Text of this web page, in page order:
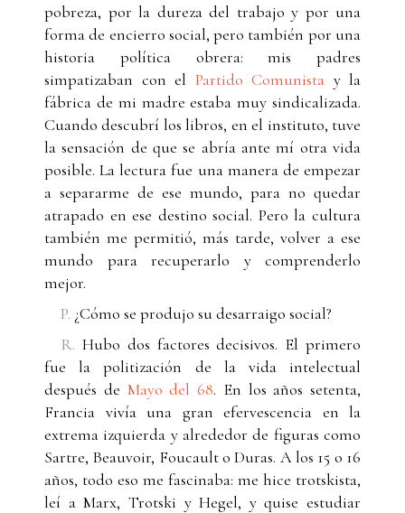
pobreza, por la dureza del trabajo y por una
forma de encierro social, pero también por una
historia política obrera: mis padres
simpatizaban con el Partido Comunista y la
fábrica de mi madre estaba muy sindicalizada.
Cuando descubrí los libros, en el instituto, tuve
la sensación de que se abría ante mí otra vida
posible. La lectura fue una manera de empezar
a separarme de ese mundo, para no quedar
atrapado en ese destino social. Pero la cultura
también me permitió, más tarde, volver a ese
mundo para recuperarlo y comprenderlo
mejor.
P. ¿Cómo se produjo su desarraigo social?
R. Hubo dos factores decisivos. El primero
fue la politización de la vida intelectual
después de Mayo del 68. En los años setenta,
Francia vivía una gran efervescencia en la
extrema izquierda y alrededor de figuras como
Sartre, Beauvoir, Foucault o Duras. A los 15 o 16
años, todo eso me fascinaba: me hice trotskista,
leí a Marx, Trotski y Hegel, y quise estudiar